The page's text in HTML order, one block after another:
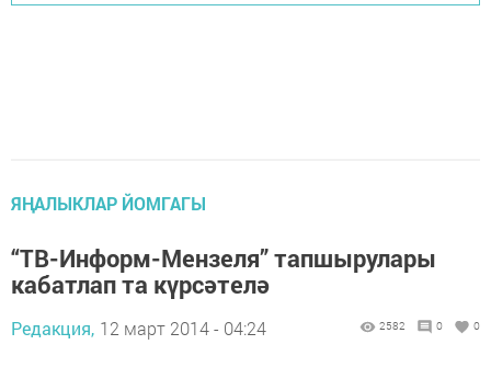
ЯҢАЛЫКЛАР ЙОМГАГЫ
“ТВ-Информ-Мензеля” тапшырулары
кабатлап та күрсәтелә
Редакция, 12 март 2014 - 04:24 2582 0 0